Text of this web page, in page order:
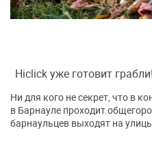
Hiclick уже готовит
Ни для кого не секрет, что в
в Барнауле проходит
барнаульцев выходят на